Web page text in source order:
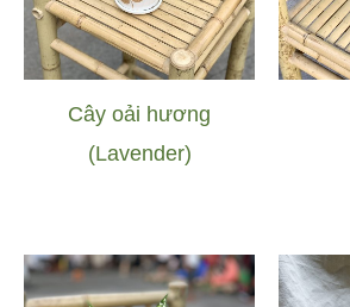
Cây oải hương
(Lavender)